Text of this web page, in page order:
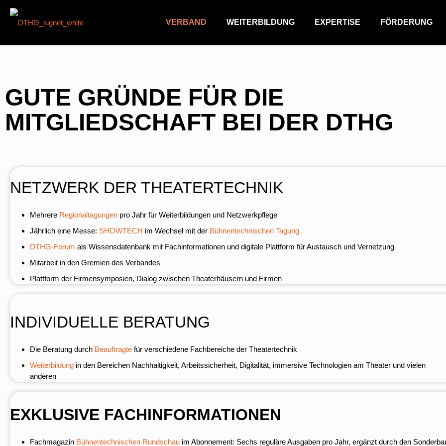
VERBAND WEITERBILDUNG EXPERTISE FÖRDERUNG
GUTE GRÜNDE FÜR DIE
MITGLIEDSCHAFT BEI DER DTHG
NETZWERK DER THEATERTECHNIK
Mehrere Regionaltagungen pro Jahr für Weiterbildungen und Netzwerkpflege
Jährlich eine Messe: SHOWTECH im Wechsel mit der Bühnentechnischen Tagung
DTHG-Forum als Wissensdatenbank mit Fachinformationen und digitale Plattform für Austausch und Vernetzung
Mitarbeit in den Gremien des Verbandes
Plattform der Firmensymposien, Dialog zwischen Theaterhäusern und Firmen
INDIVIDUELLE BERATUNG
Die Beratung durch Beauftragte für verschiedene Fachbereiche der Theatertechnik
Weiterbildung in den Bereichen Nachhaltigkeit, Arbeitssicherheit, Digitalität, immersive Technologien am Theater und vielen
anderen
EXKLUSIVE FACHINFORMATIONEN
Fachmagazin Bühnentechnischen Rundschau im Abonnement: Sechs reguläre Ausgaben pro Jahr, ergänzt durch den